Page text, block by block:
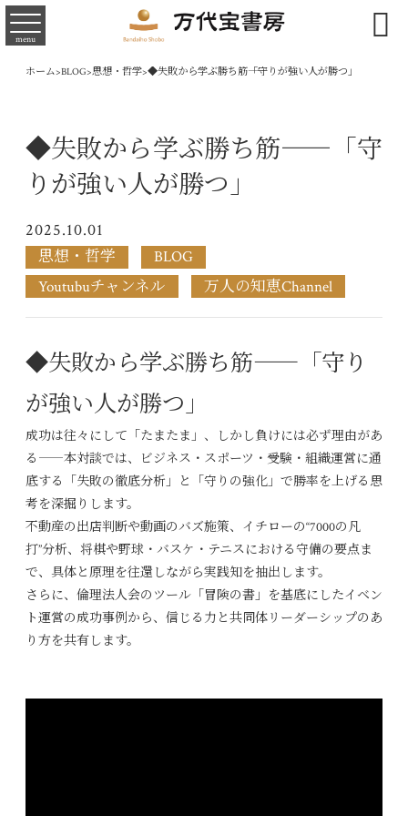
menu 
ホーム>BLOG>思想・哲学>◆失敗から学ぶ勝ち筋――「守りが強い人が勝つ」
◆失敗から学ぶ勝ち筋――「守
りが強い人が勝つ」
2025.10.01
思想・哲学
BLOG
Youtubuチャンネル
万人の知恵Channel
◆失敗から学ぶ勝ち筋――「守り
が強い人が勝つ」
成功は往々にして「たまたま」、しかし負けには必ず理由があ
る――本対談では、ビジネス・スポーツ・受験・組織運営に通
底する「失敗の徹底分析」と「守りの強化」で勝率を上げる思
考を深掘りします。
不動産の出店判断や動画のバズ施策、イチローの“7000の凡
打”分析、将棋や野球・バスケ・テニスにおける守備の要点ま
で、具体と原理を往還しながら実践知を抽出します。
さらに、倫理法人会のツール「冒険の書」を基底にしたイベン
ト運営の成功事例から、信じる力と共同体リーダーシップのあ
り方を共有します。